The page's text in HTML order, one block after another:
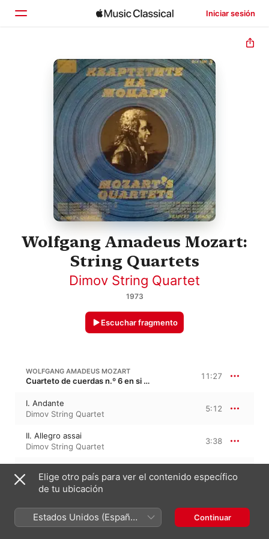
Iniciar sesión
Inicio
Explorar
Buscar
Wolfgang Amadeus Mozart:
String Quartets
Dimov String Quartet
1973
Escuchar fragmento
WOLFGANG AMADEUS MOZART
Cuarteto de cuerdas n.º 6 en si bemol mayor, K. 159, KV 159 11:27
I. Andante
Dimov String Quartet
5:12
II. Allegro assai
Dimov String Quartet
3:38
Dimov String Quartet
2:36
WOLFGANG AMADEUS MOZART
Cuarteto de cuerdas n.º 7 en mi bemol mayor, K. 160, K. 159a, KV 160 9:59
Elige otro país para ver el contenido específico
de tu ubicación
Estados Unidos (Español
México)
Continuar